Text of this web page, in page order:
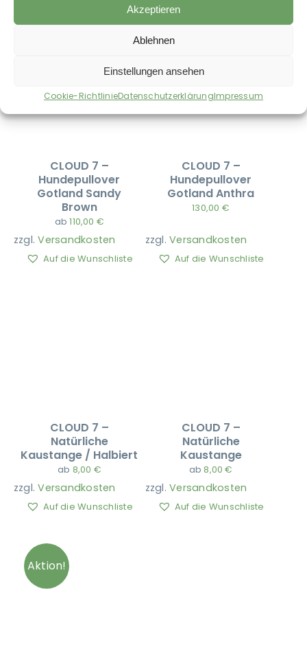
Akzeptieren
Ablehnen
Einstellungen ansehen
Cookie-RichtlinieDatenschutzerklärungImpressum
CLOUD 7 –
Hundepullover
Gotland Sandy
Brown
ab110,00 €
zzgl.Versandkosten
Auf die Wunschliste
CLOUD 7 –
Hundepullover
Gotland Anthra
130,00 €
zzgl.Versandkosten
Auf die Wunschliste
CLOUD 7 –
Natürliche
Kaustange / Halbiert
ab 8,00 €
zzgl.Versandkosten
Auf die Wunschliste
CLOUD 7 –
Natürliche
Kaustange
ab8,00€
zzgl.Versandkosten
Auf die Wunschliste
Aktion!